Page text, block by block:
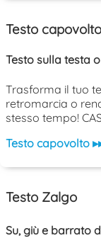
Testo capovolto
Testo sulla testa
Trasforma il tuo
retromarcia o
stesso tempo!
Testo capovolto
Testo Zalgo
Su, giù e barrato